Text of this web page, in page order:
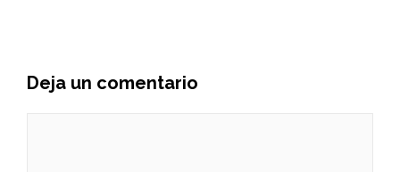
Deja un comentario